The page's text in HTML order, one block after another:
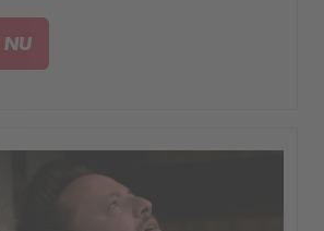
NU